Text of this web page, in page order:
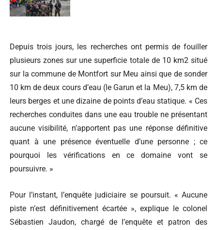
Depuis trois jours, les recherches ont permis de fouiller
plusieurs zones sur une superficie totale de 10 km2 situé
sur la commune de Montfort sur Meu ainsi que de sonder
10 km de deux cours d’eau (le Garun et la Meu), 7,5 km de
leurs berges et une dizaine de points d’eau statique. « Ces
recherches conduites dans une eau trouble ne présentant
aucune visibilité, n’apportent pas une réponse définitive
quant à une présence éventuelle d’une personne ; ce
pourquoi les vérifications en ce domaine vont se
poursuivre. »
Pour l’instant, l’enquête judiciaire se poursuit. « Aucune
piste n’est définitivement écartée », explique le colonel
Sébastien Jaudon, chargé de l’enquête et patron des